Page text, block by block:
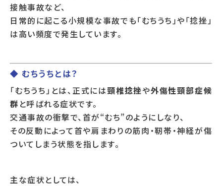
接触事故など、
日常的に起こる小規模な事故でも「むちうち」や「捻挫」
は高い頻度で発生しています。
◆ むちうちとは？
「むちうち」とは、正式には頸椎捻挫や外傷性頸部症候
群 と呼ばれる症状です。
交通事故の衝撃で、首が“むち”のようにしなり、
その反動によって首や肩まわりの筋肉・靭帯・神経が傷
ついてしまう状態を指します。
主な症状としては、